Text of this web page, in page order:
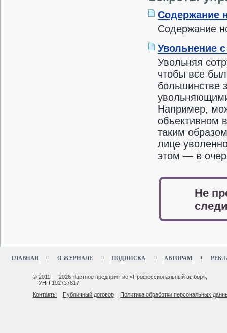
Содержание
Содержание
Увольнение
Увольняя
чтобы все
большинстве
Например,
объективном
таким
лице
этом — в
Не
ГЛАВНАЯ О ЖУРНАЛЕ ПОДПИСКА АВТОРАМ
© 2011 — 2026 Частное предприятие «Профессиональный выбор»,
УНП 192737817
Контакты
Публичный договор Политика обработки персональных